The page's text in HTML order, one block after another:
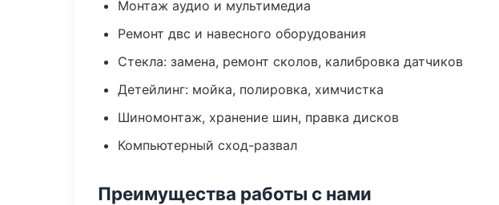
Монтаж аудио и мультимедиа
Ремонт двс и навесного оборудования
Стекла: замена, ремонт сколов, калибровка датчиков
Детейлинг: мойка, полировка, химчистка
Шиномонтаж, хранение шин, правка дисков
Компьютерный сход-развал
Преимущества работы с нами